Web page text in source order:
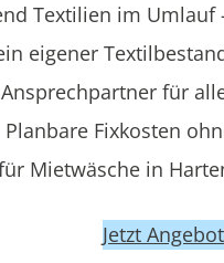
Textilien im Umlauf
eigener
für
Fixkosten
Mietwäsche in
Jetzt